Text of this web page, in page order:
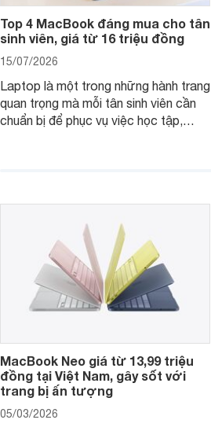
Top 4 MacBook đáng mua cho tân
sinh viên, giá từ 16 triệu đồng
15/07/2026
Laptop là một trong những hành trang
quan trọng mà mỗi tân sinh viên cần
chuẩn bị để phục vụ việc học tập,
MacBook đáng cân nhắc dành cho
MacBook Neo giá từ 13,99 triệu
đồng tại Việt Nam, gây sốt với
trang bị ấn tượng
05/03/2026